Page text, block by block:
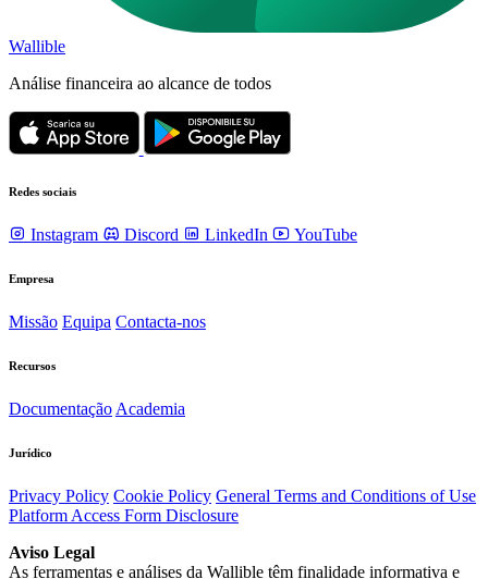
Wallible
Análise financeira ao alcance de todos
Redes sociais
Instagram Discord LinkedIn YouTube
Empresa
Missão Equipa Contacta-nos
Recursos
Documentação Academia
Jurídico
Privacy Policy Cookie Policy General Terms and Conditions of Use
Platform Access Form Disclosure
Aviso Legal
As ferramentas e análises da Wallible têm finalidade informativa e